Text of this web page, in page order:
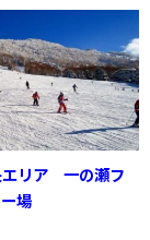
エリア 一の瀬フ
場